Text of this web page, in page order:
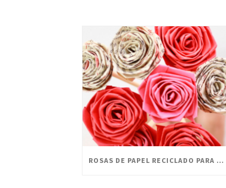
ROSAS DE PAPEL RECICLADO PARA CELEBRAR SANT JORDI